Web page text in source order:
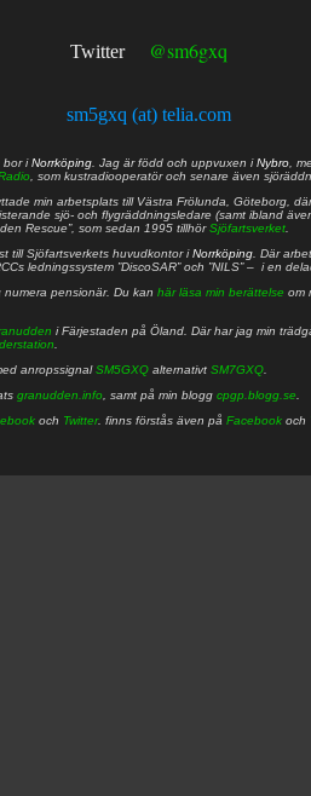
Twitter @sm6gxq
sm5gxq (at) telia.com
bor iNorrköping . Jag är född och uppvuxen iNybro ,
, som kustradiooperatör och senare även
min arbetsplats till Västra Frölunda, Göteborg,
sjö- och flygräddningsledare (samt ibland
Rescue”, som sedan 1995 tillhörSjöfartsverket
till Sjöfartsverkets huvudkontor iNorrköping . Där
ledningssystem ”DiscoSAR” och ”NILS” – i en
pensionär. Du kan här läsa min berättelse om
i Färjestaden på Öland. Där har jag min
anropssignalSM5GXQ alternativt SM7GXQ
granudden.info , samt på min blogg cpgp.blogg.se
och Twitter. finns förstås även på Facebook och